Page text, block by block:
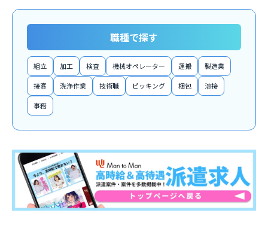
職種で探す
組立 加工 検査 機械オペレーター 運搬 製造業
接客 洗浄作業 技術職 ピッキング 梱包 溶接
事務